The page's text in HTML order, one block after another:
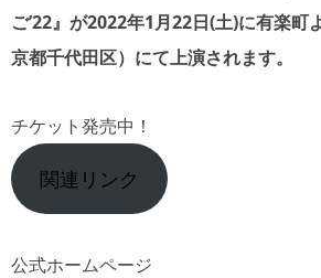
ご’22』が2022年1月22日(土)に有楽町
京都千代田区）にて上演されます。
チケット発売中！
関連リンク
公式ホームページ